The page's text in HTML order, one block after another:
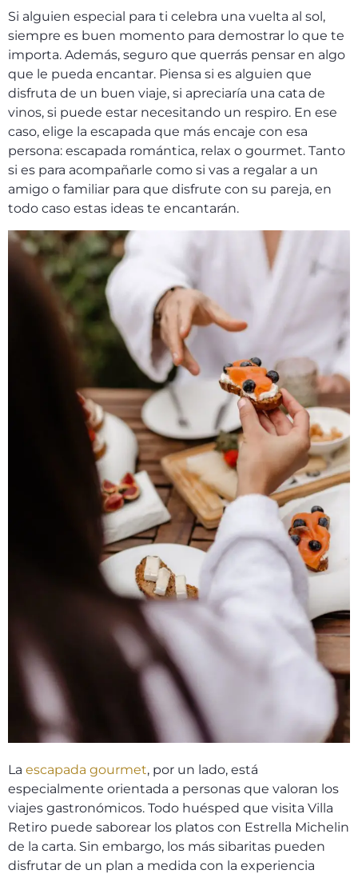
Si alguien especial para ti celebra una vuelta al sol,
siempre es buen momento para demostrar lo que te
importa. Además, seguro que querrás pensar en algo
que le pueda encantar. Piensa si es alguien que
disfruta de un buen viaje, si apreciaría una cata de
vinos, si puede estar necesitando un respiro. En ese
caso, elige la escapada que más encaje con esa
persona: escapada romántica, relax o gourmet. Tanto
si es para acompañarle como si vas a regalar a un
amigo o familiar para que disfrute con su pareja, en
todo caso estas ideas te encantarán.
La escapada gourmet, por un lado, está
especialmente orientada a personas que valoran los
viajes gastronómicos. Todo huésped que visita Villa
Retiro puede saborear los platos con Estrella Michelin
de la carta. Sin embargo, los más sibaritas pueden
disfrutar de un plan a medida con la experiencia